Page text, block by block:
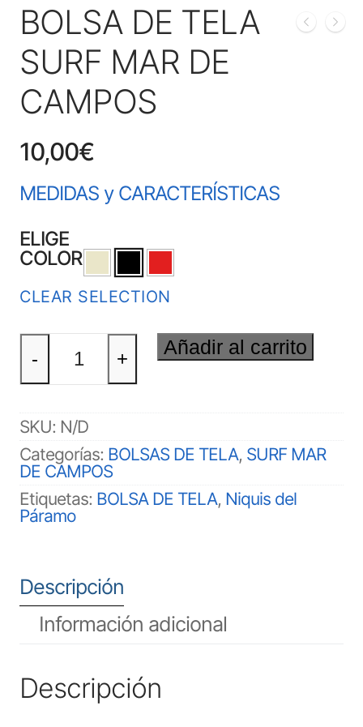
BOLSA DE TELA
SURF MAR DE
CAMPOS
10,00€
MEDIDAS y CARACTERÍSTICAS
ELIGE
COLOR
CLEAR SELECTION
BOLSA
DE
SURF
DE
CAMPOS
cantidad
- +
Añadir al carrito
SKU: N/D
Categorías: BOLSAS DE TELA, SURF MAR
DE CAMPOS
Etiquetas: BOLSA DE TELA, Niquis del
Páramo
Descripción
Información adicional
Descripción